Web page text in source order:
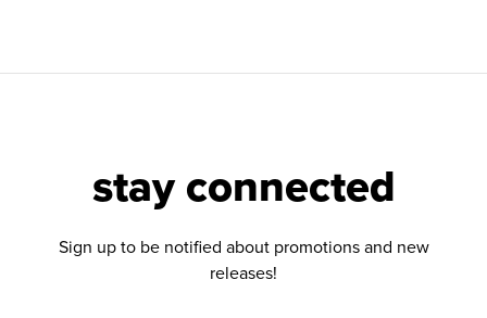
stay connected
Sign up to be notified about promotions and new
releases!